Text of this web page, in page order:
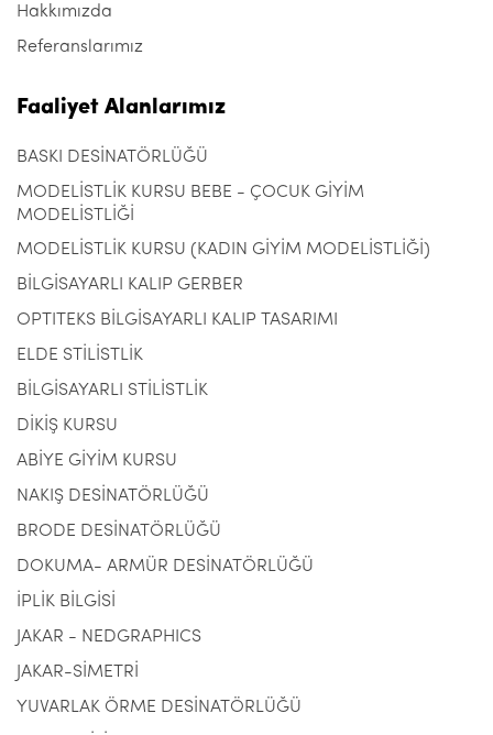
Hakkımızda
Referanslarımız
Faaliyet Alanlarımız
BASKI DESİNATÖRLÜĞÜ
MODELİSTLİK KURSU BEBE - ÇOCUK GİYİM
MODELİSTLİĞİ
MODELİSTLİK KURSU (KADIN GİYİM MODELİSTLİĞİ)
BİLGİSAYARLI KALIP GERBER
OPTITEKS BİLGİSAYARLI KALIP TASARIMI
ELDE STİLİSTLİK
BİLGİSAYARLI STİLİSTLİK
DİKİŞ KURSU
ABİYE GİYİM KURSU
NAKIŞ DESİNATÖRLÜĞÜ
BRODE DESİNATÖRLÜĞÜ
DOKUMA- ARMÜR DESİNATÖRLÜĞÜ
İPLİK BİLGİSİ
JAKAR - NEDGRAPHICS
JAKAR-SİMETRİ
YUVARLAK ÖRME DESİNATÖRLÜĞÜ